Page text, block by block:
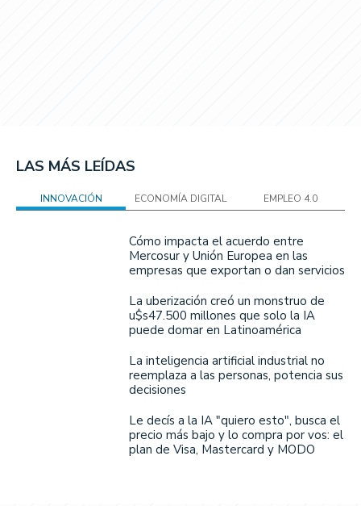
LAS MÁS LEÍDAS
INNOVACIÓN ECONOMÍA DIGITAL EMPLEO 4.0
Cómo impacta el acuerdo entre
Mercosur y Unión Europea en las
empresas que exportan o dan servicios
La uberización creó un monstruo de
u$s47.500 millones que solo la IA
puede domar en Latinoamérica
La inteligencia artificial industrial no
reemplaza a las personas, potencia sus
decisiones
Le decís a la IA "quiero esto", busca el
precio más bajo y lo compra por vos: el
plan de Visa, Mastercard y MODO